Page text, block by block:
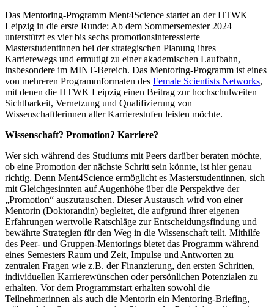
Das Mentoring-Programm Ment4Science startet an der HTWK
Leipzig in die erste Runde: Ab dem Sommersemester 2024
unterstützt es vier bis sechs promotionsinteressierte
Masterstudentinnen bei der strategischen Planung ihres
Karrierewegs und ermutigt zu einer akademischen Laufbahn,
insbesondere im MINT-Bereich. Das Mentoring-Programm ist eines
von mehreren Programmformaten des Female Scientists Networks,
mit denen die HTWK Leipzig einen Beitrag zur hochschulweiten
Sichtbarkeit, Vernetzung und Qualifizierung von
Wissenschaftlerinnen aller Karrierestufen leisten möchte.
Wissenschaft? Promotion? Karriere?
Wer sich während des Studiums mit Peers darüber beraten möchte,
ob eine Promotion der nächste Schritt sein könnte, ist hier genau
richtig. Denn Ment4Science ermöglicht es Masterstudentinnen, sich
mit Gleichgesinnten auf Augenhöhe über die Perspektive der
„Promotion“ auszutauschen. Dieser Austausch wird von einer
Mentorin (Doktorandin) begleitet, die aufgrund ihrer eigenen
Erfahrungen wertvolle Ratschläge zur Entscheidungsfindung und
bewährte Strategien für den Weg in die Wissenschaft teilt. Mithilfe
des Peer- und Gruppen-Mentorings bietet das Programm während
eines Semesters Raum und Zeit, Impulse und Antworten zu
zentralen Fragen wie z.B. der Finanzierung, den ersten Schritten,
individuellen Karrierewünschen oder persönlichen Potenzialen zu
erhalten. Vor dem Programmstart erhalten sowohl die
Teilnehmerinnen als auch die Mentorin ein Mentoring-Briefing,